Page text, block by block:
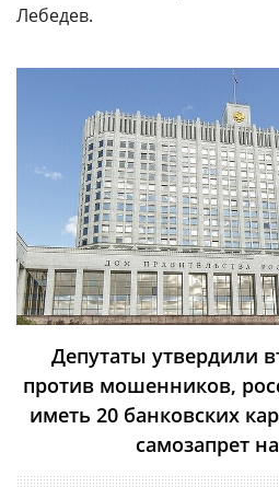
Лебедев.
Депутаты утвердили
против мошенников,
иметь 20 банковских
самозапрет